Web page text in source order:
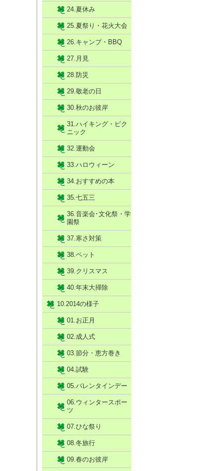
24.夏休み
25.夏祭り・花火大会
26.キャンプ・BBQ
27.月見
28.防災
29.敬老の日
30.秋のお彼岸
31.ハイキング・ピク
ニック
32.運動会
33.ハロウィーン
34.おすすめの本
35.七五三
36.音楽会･文化祭・学
園祭
37.寒さ対策
38.ペット
39.クリスマス
40.年末大掃除
10.2014の様子
01.お正月
02.成人式
03.節分・恵方巻き
04.試験
05.バレンタインデー
06.ウィンタースポー
ツ
07.ひな祭り
08.冬旅行
09.春のお彼岸